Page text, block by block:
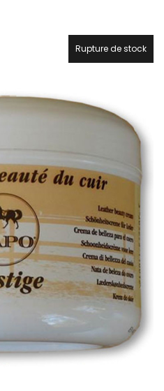
Rupture de stock